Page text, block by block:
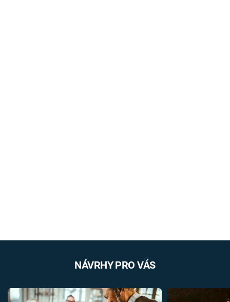
NÁVRHY PRO VÁS